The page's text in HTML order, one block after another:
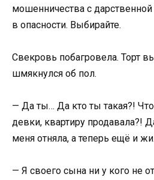
мошенничества с
в опасности. Выбирайте.
Свекровь побагровела. Торт
шмякнулся об пол.
— Да ты… Да кто ты такая?!
девки, квартиру продавала?!
меня отняла, а теперь ещё и
— Я своего сына ни у кого не